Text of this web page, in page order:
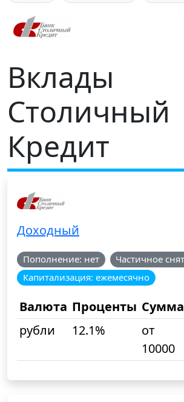
Вклады
Столичный
Кредит
Доходный
Пополнение: нет
Частичное
Капитализация: ежемесячно
Валюта Проценты Сумма
рубли
12.1%
от
10000